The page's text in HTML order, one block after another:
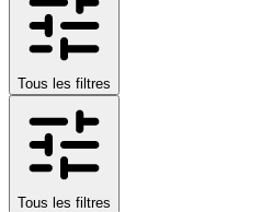
Tous les filtres
Tous les filtres